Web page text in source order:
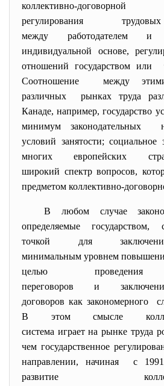
коллективно-
регулирования
между работодателем
индивидуальной основе,
отношений государством или
Соотношение между
различных рынках труда
Канаде, например, государство
минимум законодательных
условий занятости; социальное
многих европейских
широкий спектр вопросов,
предметом коллективно-
В любом случае
определяемые государством,
точкой для
минимальным уровнем
целью проведения
переговоров и
договоров как закономерного
В этом смысле
система играет на рынке труда
чем государственное
направлении, начиная с 1991
развитие